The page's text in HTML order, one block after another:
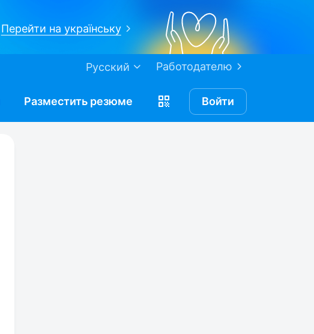
Перейти на українську
Работодателю
Русский
Разместить резюме Войти